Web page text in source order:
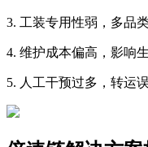
3. 工装专用性弱，多品
4. 维护成本偏高，影响
5. 人工干预过多，转运